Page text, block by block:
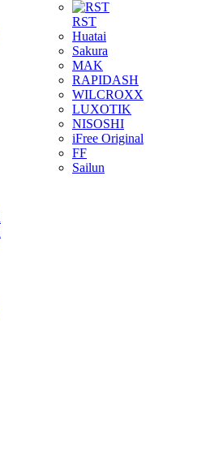
RST
Huatai
Sakura
MAK
RAPIDASH
WILCROXX
LUXOTIK
NISOSHI
iFree Original
FF
Sailun